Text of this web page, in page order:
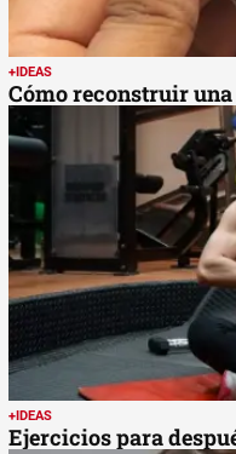
+IDEAS
Cómo reconstruir
+IDEAS
Ejercicios para